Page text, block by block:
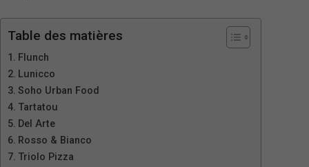
Table des matières
Flunch
Lunicco
Soho Urban Food
Tartatou
Del Arte
Rosso & Bianco
Triolo Pizza